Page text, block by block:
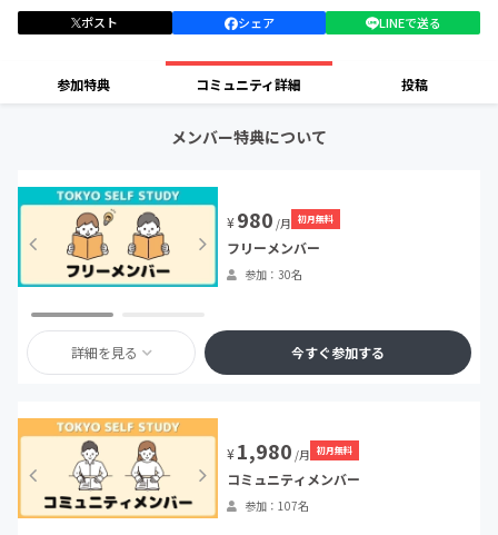
ポスト シェア LINEで送る
参加特典 コミュニティ詳細 投稿
メンバー特典について
¥980 /月 初月無料
フリーメンバー
参加：30名
詳細を見る 今すぐ参加する
¥1,980 /月 初月無料
コミュニティメンバー
参加：107名